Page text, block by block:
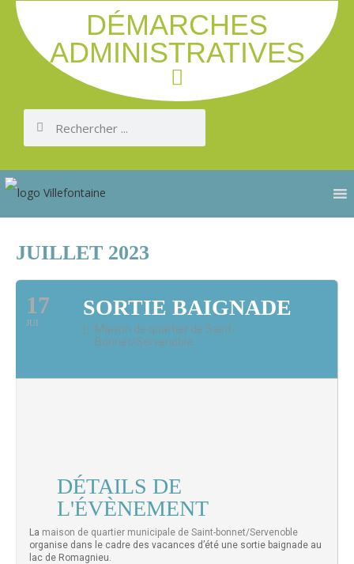
DÉMARCHES
ADMINISTRATIVES
JUILLET 2023
17
JUI
SORTIE BAIGNADE
Maison de quartier de Saint-
Bonnet/Servenoble
DÉTAILS DE
L'ÉVÈNEMENT
La maison de quartier municipale de Saint-bonnet/Servenoble
organise dans le cadre des vacances d’été une sortie baignade au
lac de Romagnieu.